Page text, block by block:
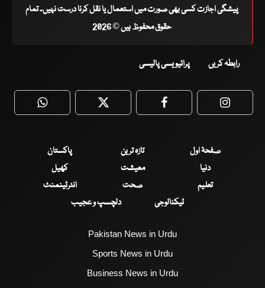
پیشگی اجازت کسی بھی صورت میں استعمال یا نقل کرنا درست نہیں۔ تمام
حقوق محفوظ ہیں © 2026
رابطہ کریں پرائیویسی پالیسی
WhatsApp Twitter Facebook
صفحۂ اول تازہ ترین
پاکستان
دنیا
معیشت
کھیل
تعلیم
صحت
انٹرٹینمنٹ
ٹیکنالوجی
دلچسپ و عجیب
Pakistan News in Urdu
Sports News in Urdu
Business News in Urdu